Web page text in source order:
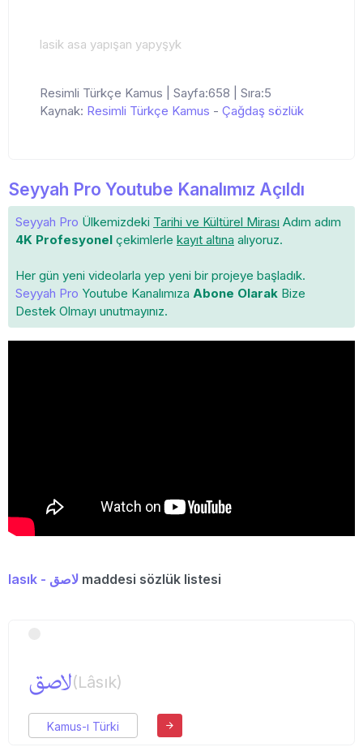
lasik asa yapışan yapyşyk
Resimli Türkçe Kamus | Sayfa:658 | Sıra:5
Kaynak: Resimli Türkçe Kamus - Çağdaş sözlük
Seyyah Pro Youtube Kanalımız Açıldı
Seyyah Pro Ülkemizdeki Tarihi ve Kültürel Mirası Adım adım
4K Profesyonel çekimlerle kayıt altına alıyoruz.
Her gün yeni videolarla yep yeni bir projeye başladık.
Seyyah Pro Youtube Kanalımıza Abone Olarak Bize
Destek Olmayı unutmayınız.
lasık - لاصق maddesi sözlük listesi
لاصق(Lâsık)
Kamus-ı Türki